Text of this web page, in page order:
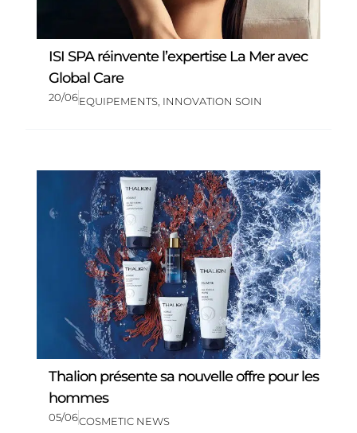
ISI SPA réinvente l’expertise La Mer avec
Global Care
20/06EQUIPEMENTS, INNOVATION SOIN
Thalion présente sa nouvelle offre pour les
hommes
05/06COSMETIC NEWS